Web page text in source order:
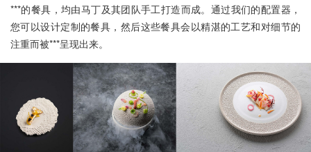
***的餐具，均由马丁及其团队手工打造而成。通过我们的配置器，
您可以设计定制的餐具，然后这些餐具会以精湛的工艺和对细节的
注重而被***呈现出来。